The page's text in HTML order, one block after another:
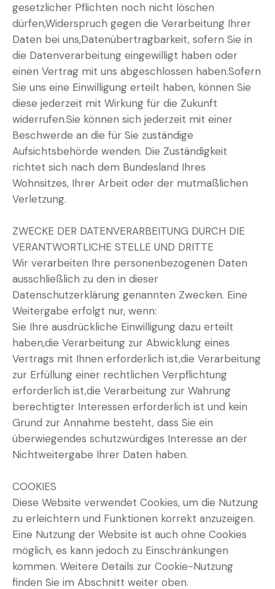
gesetzlicher Pflichten noch nicht löschen
dürfen,Widerspruch gegen die Verarbeitung Ihrer
Daten bei uns,Datenübertragbarkeit, sofern Sie in
die Datenverarbeitung eingewilligt haben oder
einen Vertrag mit uns abgeschlossen haben.Sofern
Sie uns eine Einwilligung erteilt haben, können Sie
diese jederzeit mit Wirkung für die Zukunft
widerrufen.Sie können sich jederzeit mit einer
Beschwerde an die für Sie zuständige
Aufsichtsbehörde wenden. Die Zuständigkeit
richtet sich nach dem Bundesland Ihres
Wohnsitzes, Ihrer Arbeit oder der mutmaßlichen
Verletzung.
ZWECKE DER DATENVERARBEITUNG DURCH DIE
VERANTWORTLICHE STELLE UND DRITTE
Wir verarbeiten Ihre personenbezogenen Daten
ausschließlich zu den in dieser
Datenschutzerklärung genannten Zwecken. Eine
Weitergabe erfolgt nur, wenn:
Sie Ihre ausdrückliche Einwilligung dazu erteilt
haben,die Verarbeitung zur Abwicklung eines
Vertrags mit Ihnen erforderlich ist,die Verarbeitung
zur Erfüllung einer rechtlichen Verpflichtung
erforderlich ist,die Verarbeitung zur Wahrung
berechtigter Interessen erforderlich ist und kein
Grund zur Annahme besteht, dass Sie ein
überwiegendes schutzwürdiges Interesse an der
Nichtweitergabe Ihrer Daten haben.
COOKIES
Diese Website verwendet Cookies, um die Nutzung
zu erleichtern und Funktionen korrekt anzuzeigen.
Eine Nutzung der Website ist auch ohne Cookies
möglich, es kann jedoch zu Einschränkungen
kommen. Weitere Details zur Cookie-Nutzung
finden Sie im Abschnitt weiter oben.